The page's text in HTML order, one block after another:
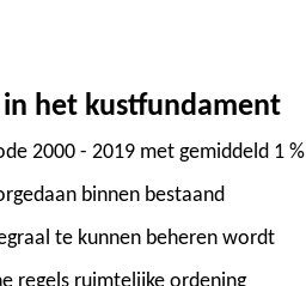
het kustfundament
2000 - 2019 met gemiddeld 1 %
binnen bestaand
te kunnen beheren wordt